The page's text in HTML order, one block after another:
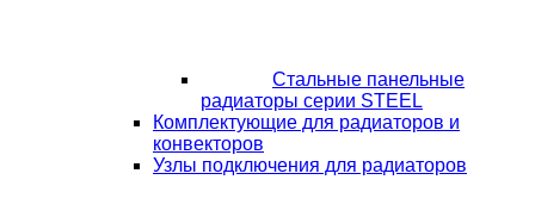
Стальные панельные
радиаторы серии STEEL
Комплектующие для радиаторов и
конвекторов
Узлы подключения для радиаторов